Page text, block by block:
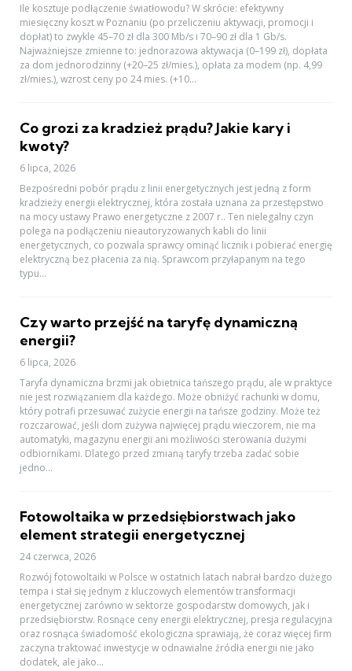
Ile kosztuje podłączenie światłowodu? W skrócie: efektywny
miesięczny koszt w Poznaniu (po przeliczeniu aktywacji, promocji i
dopłat) to zwykle 45–70 zł dla 300 Mb/s i 70–90 zł dla 1 Gb/s.
Najważniejsze zmienne to: jednorazowa aktywacja (0–199 zł), dopłata
za dom jednorodzinny (+20–25 zł/mies.), opłata za modem (np. 4,99
zł/mies.), wzrost ceny po 24 mies. (+10...
Co grozi za kradzież prądu? Jakie kary i
kwoty?
6 lipca, 2026
Bezpośredni pobór prądu z linii energetycznych jest jedną z form
kradzieży energii elektrycznej, która została uznana za przestępstwo
na mocy ustawy Prawo energetyczne z 2007 r.. Ten nielegalny czyn
polega na podłączeniu nieautoryzowanych kabli do linii
energetycznych, co pozwala sprawcy ominąć licznik i pobierać energię
elektryczną bez płacenia za nią. Sprawcom przyłapanym na tego
typu...
Czy warto przejść na taryfę dynamiczną
energii?
6 lipca, 2026
Taryfa dynamiczna brzmi jak obietnica tańszego prądu, ale w praktyce
nie jest rozwiązaniem dla każdego. Może obniżyć rachunki w domu,
który potrafi przesuwać zużycie energii na tańsze godziny. Może też
rozczarować, jeśli dom zużywa najwięcej prądu wieczorem, nie ma
automatyki, magazynu energii ani możliwości sterowania dużymi
odbiornikami. Dlatego przed zmianą taryfy trzeba zadać sobie
jedno...
Fotowoltaika w przedsiębiorstwach jako
element strategii energetycznej
24 czerwca, 2026
Rozwój fotowoltaiki w Polsce w ostatnich latach nabrał bardzo dużego
tempa i stał się jednym z kluczowych elementów transformacji
energetycznej zarówno w sektorze gospodarstw domowych, jak i
przedsiębiorstw. Rosnące ceny energii elektrycznej, presja regulacyjna
oraz rosnąca świadomość ekologiczna sprawiają, że coraz więcej firm
zaczyna traktować inwestycje w odnawialne źródła energii nie jako
dodatek, ale jako...